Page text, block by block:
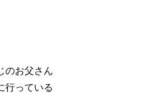
のお父さん
行っている